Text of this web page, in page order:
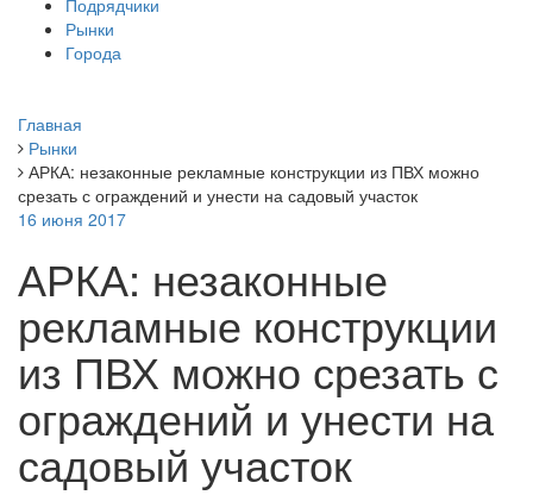
Подрядчики
Рынки
Города
Главная
Рынки
АРКА: незаконные рекламные конструкции из ПВХ можно
срезать с ограждений и унести на садовый участок
16 июня 2017
АРКА: незаконные
рекламные конструкции
из ПВХ можно срезать с
ограждений и унести на
садовый участок